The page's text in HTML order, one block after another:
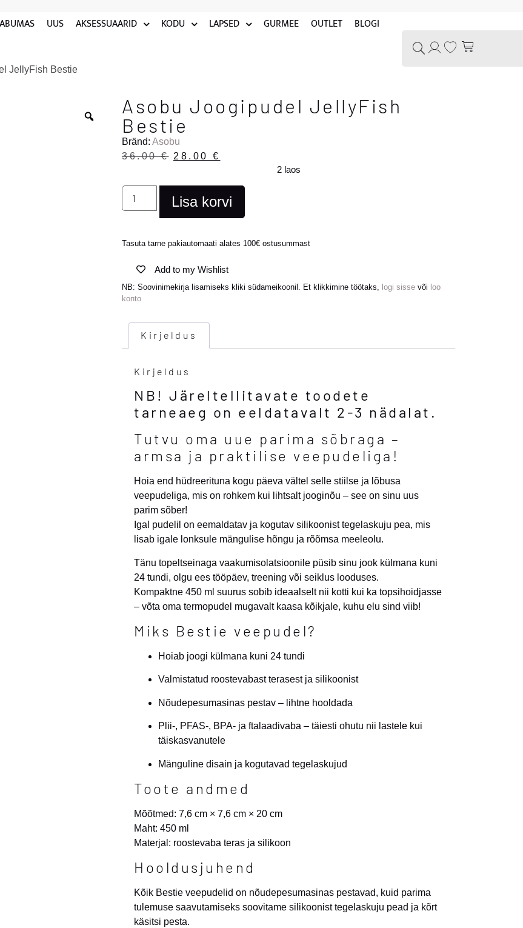
UUS AKSESSUAARID KODU LAPSED GURMEE OUTLET BLOGI
JellyFish Bestie
Asobu Joogipudel JellyFish
Bestie
Bränd: Asobu
36.00€ 28.00 €
2 laos
Lisa korvi
Tasuta tarne pakiautomaati alates 100€ ostusummast
Add to my Wishlist
NB: Soovinimekirja lisamiseks kliki südameikoonil. Et klikkimine töötaks, logi sisse või loo
konto
Kirjeldus
Kirjeldus
NB! Järeltellitavate toodete
tarneaeg on eeldatavalt 2-3 nädalat.
Tutvu oma uue parima sõbraga –
armsa ja praktilise veepudeliga!
Hoia end hüdreerituna kogu päeva vältel selle stiilse ja lõbusa
veepudeliga, mis on rohkem kui lihtsalt jooginõu – see on sinu uus
parim sõber!
Igal pudelil on eemaldatav ja kogutav silikoonist tegelaskuju pea, mis
lisab igale lonksule mängulise hõngu ja rõõmsa meeleolu.
Tänu topeltseinaga vaakumisolatsioonile püsib sinu jook külmana kuni
24 tundi, olgu ees tööpäev, treening või seiklus looduses.
Kompaktne 450 ml suurus sobib ideaalselt nii kotti kui ka topsihoidjasse
– võta oma termopudel mugavalt kaasa kõikjale, kuhu elu sind viib!
Miks Bestie veepudel?
Hoiab joogi külmana kuni 24 tundi
Valmistatud roostevabast terasest ja silikoonist
Nõudepesumasinas pestav – lihtne hooldada
Plii-, PFAS-, BPA- ja ftalaadivaba – täiesti ohutu nii lastele kui
täiskasvanutele
Mänguline disain ja kogutavad tegelaskujud
Toote andmed
Mõõtmed: 7,6 cm × 7,6 cm × 20 cm
Maht: 450 ml
Materjal: roostevaba teras ja silikoon
Hooldusjuhend
Kõik Bestie veepudelid on nõudepesumasinas pestavad, kuid parima
tulemuse saavutamiseks soovitame silikoonist tegelaskuju pead ja kõrt
käsitsi pesta.